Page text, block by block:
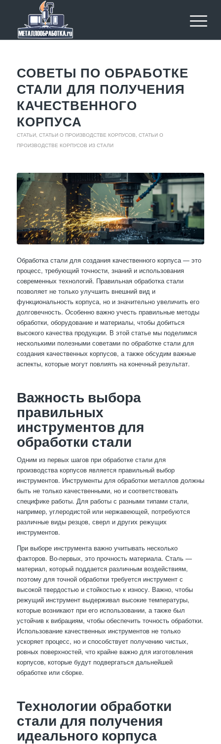
СОВЕТЫ ПО ОБРАБОТКЕ
СТАЛИ ДЛЯ ПОЛУЧЕНИЯ
КАЧЕСТВЕННОГО
КОРПУСА
СТАТЬИ, СТАТЬИ О ПРОИЗВОДСТВЕ КОРПУСОВ СТАТЬИ О
ПРОИЗВОДСТВЕ КОРПУСОВ ИЗ СТАЛИ
Обработка стали для создания качественного корпуса — это
процесс, требующий точности, знаний и использования
современных технологий. Правильная обработка стали
позволяет не только улучшить внешний вид и
функциональность корпуса, но и значительно увеличить его
долговечность. Особенно важно учесть правильные методы
обработки, оборудование и материалы, чтобы добиться
высокого качества продукции. В этой статье мы поделимся
несколькими полезными советами по обработке стали для
создания качественных корпусов, а также обсудим важные
аспекты, которые могут повлиять на конечный результат.
Важность выбора
правильных
инструментов для
обработки стали
Одним из первых шагов при обработке стали для
производства корпусов является правильный выбор
инструментов. Инструменты для обработки металлов должны
быть не только качественными, но и соответствовать
специфике работы. Для работы с разными типами стали,
например, углеродистой или нержавеющей, потребуются
различные виды резцов, сверл и других режущих
инструментов.
При выборе инструмента важно учитывать несколько
факторов. Во-первых, это прочность материала. Сталь —
материал, который поддается различным воздействиям,
поэтому для точной обработки требуется инструмент с
высокой твердостью и стойкостью к износу. Важно, чтобы
режущий инструмент выдерживал высокие температуры,
которые возникают при его использовании, а также был
устойчив к вибрациям, чтобы обеспечить точность обработки.
Использование качественных инструментов не только
ускоряет процесс, но и способствует получению чистых,
ровных поверхностей, что крайне важно для изготовления
корпусов, которые будут подвергаться дальнейшей
обработке или сборке.
Технологии обработки
стали для получения
идеального корпуса